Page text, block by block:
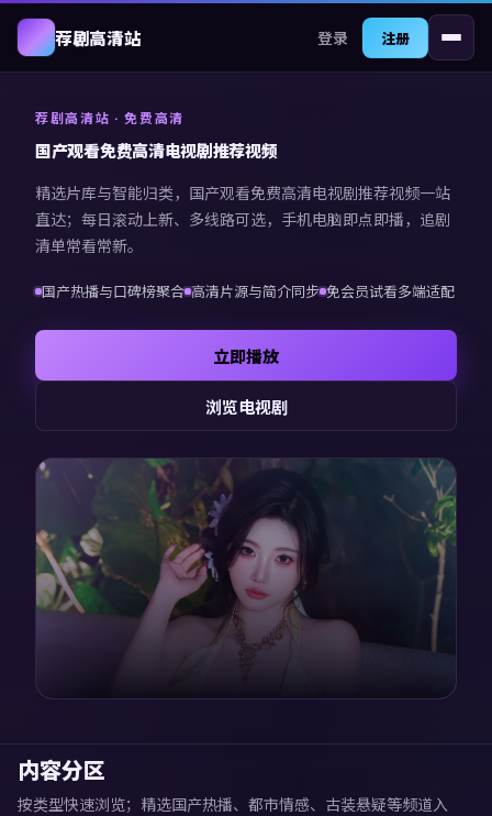
荐剧高清站 登录 注册
荐剧高清站 · 免费高清
国产观看免费高清电视剧推荐视频
精选片库与智能归类， 国产观看免费高清电视剧推荐视频一站
直达；每日滚动上新、多线路可选，手机电脑即点即播，追剧
清单常看常新。
国产热播与口碑榜聚合 高清片源与简介同步 免会员试看多端适配
立即播放
浏览电视剧
内容分区
按类型快速浏览；精选国产热播、都市情感、古装悬疑等频道入